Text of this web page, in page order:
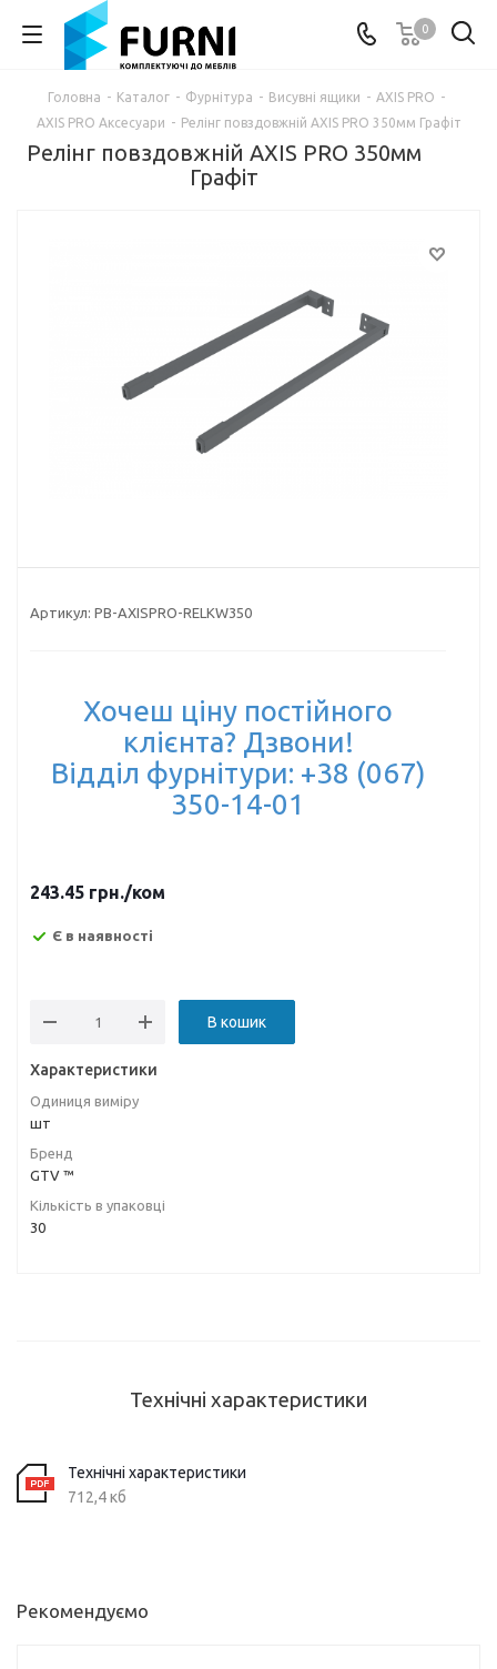
0
Головна - Каталог - Фурнітура - Висувні ящики - AXIS PRO -
AXIS PRO Аксесуари - Релінг повздовжній AXIS PRO 350мм Графіт
Релінг повздовжній AXIS PRO 350мм
Графіт
Артикул: PB-AXISPRO-RELKW350
Хочеш ціну постійного
клієнта? Дзвони!
Відділ фурнітури: +38 (067)
350-14-01
243.45 грн./ком
Є в наявності
В кошик
Характеристики
Одиниця виміру
шт
Бренд
GTV ™
Кількість в упаковці
30
Технічні характеристики
Технічні характеристики
712,4 кб
Рекомендуємо